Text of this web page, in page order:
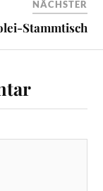
NÄCHSTER
Stammtisch